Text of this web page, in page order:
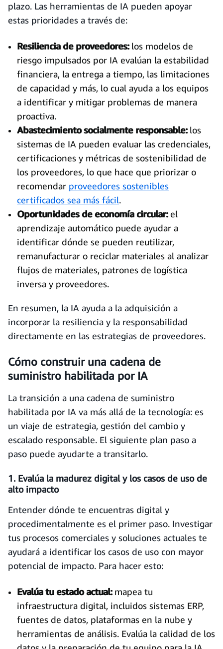
plazo. Las herramientas de IA pueden apoyar
estas prioridades a través de:
Resiliencia de proveedores:los modelos de
riesgo impulsados por IA evalúan la estabilidad
financiera, la entrega a tiempo, las limitaciones
de capacidad y más, lo cual ayuda a los equipos
a identificar y mitigar problemas de manera
proactiva.
Abastecimiento socialmente responsable:los
sistemas de IA pueden evaluar las credenciales,
certificaciones y métricas de sostenibilidad de
los proveedores, lo que hace que priorizar o
recomendar proveedores sostenibles
certificados sea más fácil.
Oportunidades de economía circular:el
aprendizaje automático puede ayudar a
identificar dónde se pueden reutilizar,
remanufacturar o reciclar materiales al analizar
flujos de materiales, patrones de logística
inversa y proveedores.
En resumen, la IA ayuda a la adquisición a
incorporar la resiliencia y la responsabilidad
directamente en las estrategias de proveedores.
Cómo construir una cadena de
suministro habilitada por IA
La transición a una cadena de suministro
habilitada por IA va más allá de la tecnología: es
un viaje de estrategia, gestión del cambio y
escalado responsable. El siguiente plan paso a
paso puede ayudarte a transitarlo.
1. Evalúa la madurez digital y los casos de uso de
alto impacto
Entender dónde te encuentras digital y
procedimentalmente es el primer paso. Investigar
tus procesos comerciales y soluciones actuales te
ayudará a identificar los casos de uso con mayor
potencial de impacto. Para hacer esto:
Evalúa tu estado actual:mapea tu
infraestructura digital, incluidos sistemas ERP,
fuentes de datos, plataformas en la nube y
herramientas de análisis. Evalúa la calidad de los